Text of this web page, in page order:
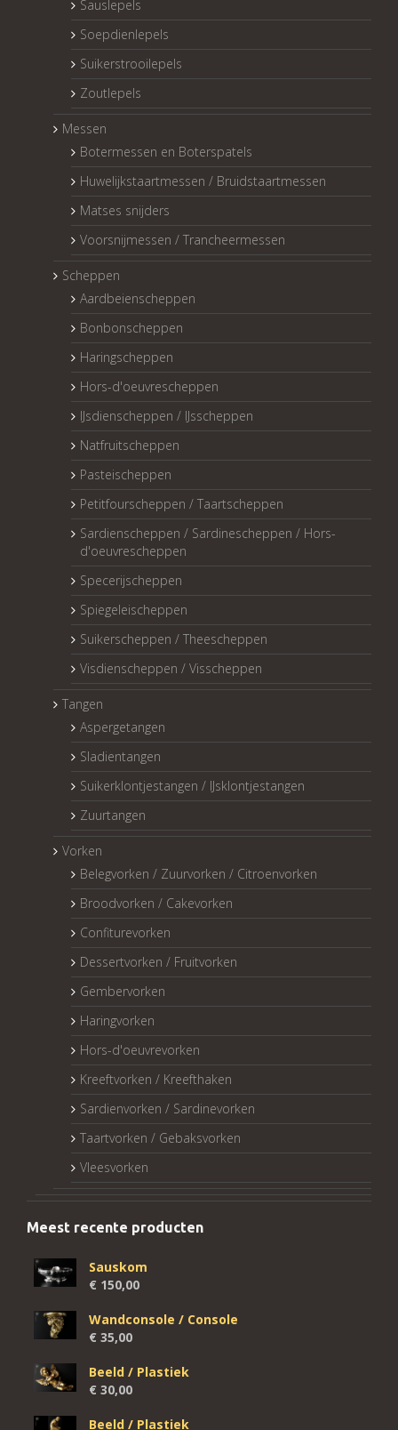
Sauslepels
Soepdienlepels
Suikerstrooilepels
Zoutlepels
Messen
Botermessen en Boterspatels
Huwelijkstaartmessen / Bruidstaartmessen
Matses snijders
Voorsnijmessen / Trancheermessen
Scheppen
Aardbeienscheppen
Bonbonscheppen
Haringscheppen
Hors-d'oeuvrescheppen
IJsdienscheppen / IJsscheppen
Natfruitscheppen
Pasteischeppen
Petitfourscheppen / Taartscheppen
Sardienscheppen / Sardinescheppen / Hors-
d'oeuvrescheppen
Specerijscheppen
Spiegeleischeppen
Suikerscheppen / Theescheppen
Visdienscheppen / Visscheppen
Tangen
Aspergetangen
Sladientangen
Suikerklontjestangen / IJsklontjestangen
Zuurtangen
Vorken
Belegvorken / Zuurvorken / Citroenvorken
Broodvorken / Cakevorken
Confiturevorken
Dessertvorken / Fruitvorken
Gembervorken
Haringvorken
Hors-d'oeuvrevorken
Kreeftvorken / Kreefthaken
Sardienvorken / Sardinevorken
Taartvorken / Gebaksvorken
Vleesvorken
Meest recente producten
Sauskom
€ 150,00
Wandconsole / Console
€ 35,00
Beeld / Plastiek
€ 30,00
Beeld / Plastiek